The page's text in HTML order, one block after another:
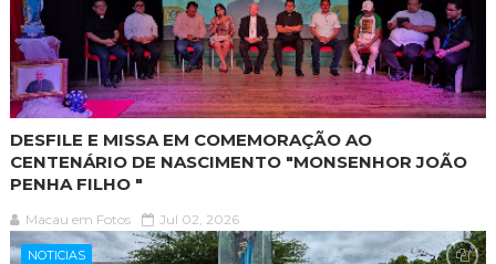
DESFILE E MISSA EM COMEMORAÇÃO AO
CENTENÁRIO DE NASCIMENTO "MONSENHOR JOÃO
PENHA FILHO "
Macau em Fotos Jul 02, 2026
NOTICIAS